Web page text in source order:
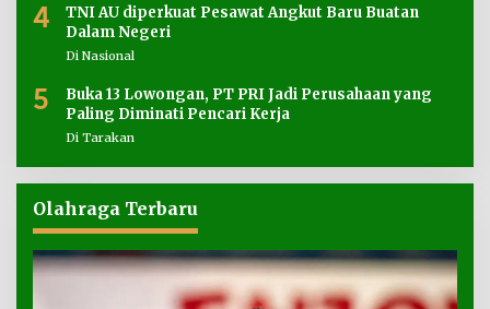
4
TNI AU diperkuat Pesawat Angkut Baru Buatan
Dalam Negeri
Di Nasional
5
Buka 13 Lowongan, PT PRI Jadi Perusahaan yang
Paling Diminati Pencari Kerja
Di Tarakan
Olahraga Terbaru